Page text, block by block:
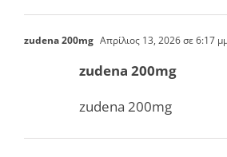
zudena 200mg Απρίλιος 13, 2026 σε 6:17
zudena 200mg
zudena 200mg